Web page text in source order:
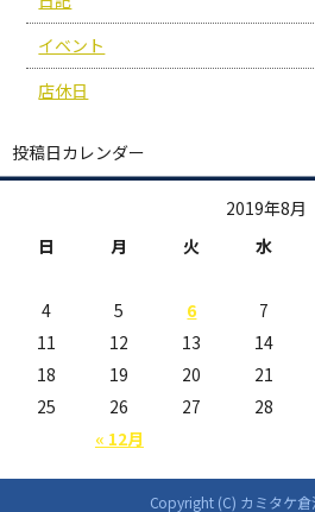
イベント
店休日
投稿日カレンダー
2019年8月
日
月 火 水
« 12月
4
5 6 7
11
12 13 14
18
19 20 21
25
26 27 28
Copyright (C) カミタケ